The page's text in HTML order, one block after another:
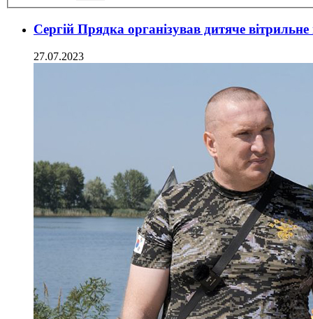
Сергій Прядка організував дитяче вітрильне
27.07.2023